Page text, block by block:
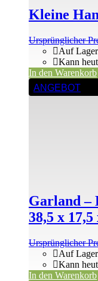
Kleine
Ursprünglicher
Auf Lager
Kann
In den Warenkorb
ANGEBOT
Garland –
38,5 x 17,5
Ursprünglicher
Auf Lager
Kann
In den Warenkorb